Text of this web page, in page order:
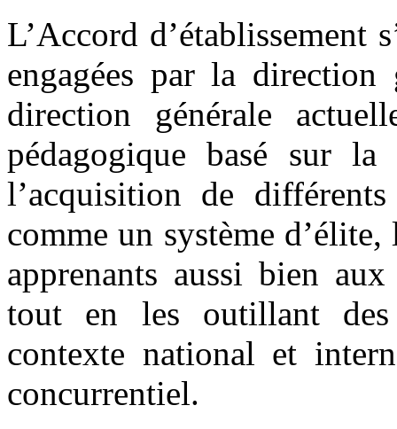
L’Accord d’établissement
engagées par la
direction générale
pédagogique basé sur
l’acquisition de
comme un système
apprenants aussi bien
tout en les outillant des
contexte national et
concurrentiel.